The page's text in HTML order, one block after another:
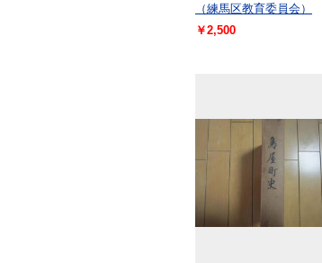
（練馬区教育委員会）
￥2,500